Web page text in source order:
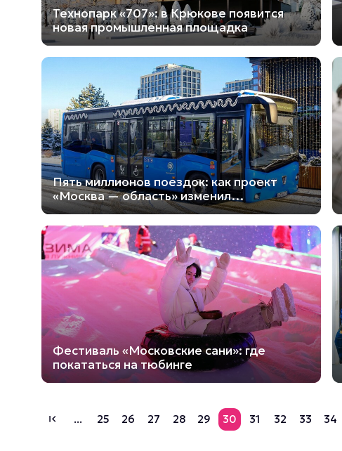
Технопарк «707»: в Крюкове появится
новая промышленная площадка
Пять миллионов поездок: как проект
«Москва — область» изменил
пригородные маршруты
Фестиваль «Московские сани»: где
покататься на тюбинге
first_page ... 25 26 27 28 29 30 31 32 33 34